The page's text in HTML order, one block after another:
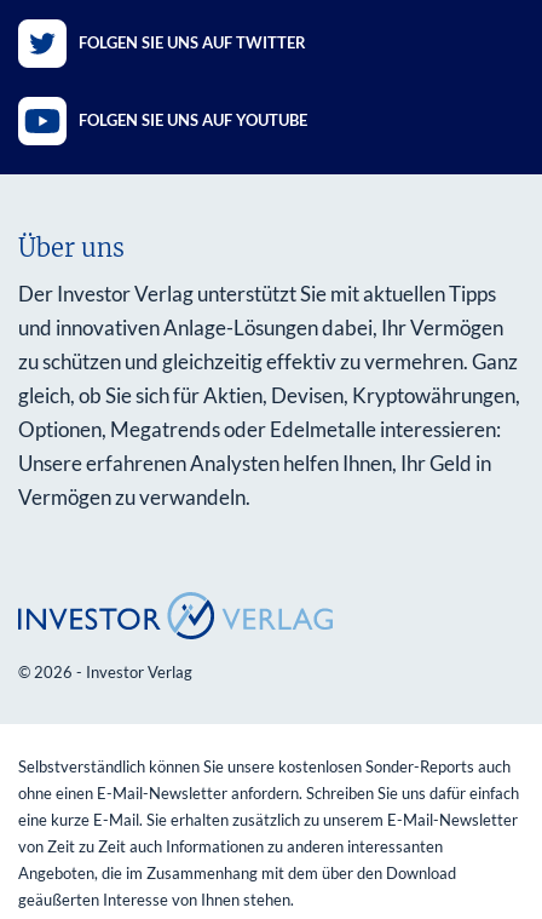
FOLGEN SIE UNS AUF TWITTER
FOLGEN SIE UNS AUF YOUTUBE
Über uns
Der Investor Verlag unterstützt Sie mit aktuellen Tipps
und innovativen Anlage-Lösungen dabei, Ihr Vermögen
zu schützen und gleichzeitig effektiv zu vermehren. Ganz
gleich, ob Sie sich für Aktien, Devisen, Kryptowährungen,
Optionen, Megatrends oder Edelmetalle interessieren:
Unsere erfahrenen Analysten helfen Ihnen, Ihr Geld in
Vermögen zu verwandeln.
© 2026 - Investor Verlag
Selbstverständlich können Sie unsere kostenlosen Sonder-Reports auch
ohne einen E-Mail-Newsletter anfordern. Schreiben Sie uns dafür einfach
eine kurze E-Mail. Sie erhalten zusätzlich zu unserem E-Mail-Newsletter
von Zeit zu Zeit auch Informationen zu anderen interessanten
Angeboten, die im Zusammenhang mit dem über den Download
geäußerten Interesse von Ihnen stehen.